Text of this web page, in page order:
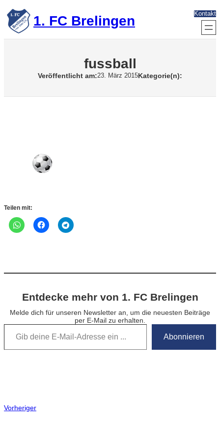
Zum
Inhalt
springen 1. FC Brelingen Kontakt
fussball
Veröffentlicht am:23. März 2015Kategorie(n):
Teilen mit:
Entdecke mehr von 1. FC Brelingen
Melde dich für unseren Newsletter an, um die neuesten Beiträge
per E-Mail zu erhalten.
Gib deine E-Mail-Adresse ein …
Abonnieren
Vorheriger